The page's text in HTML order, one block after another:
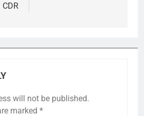
CDR
will not be published.
marked *